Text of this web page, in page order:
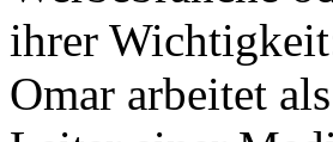
ihrer
Omar arbeitet